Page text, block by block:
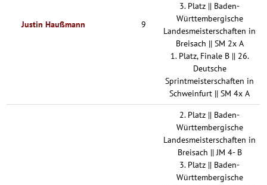
Justin Haußmann 9
3. Platz || Baden-
Württembergische
Landesmeisterschaften in
Breisach || SM 2x A
1. Platz, Finale B || 26.
Deutsche
Sprintmeisterschaften in
Schweinfurt || SM 4x A
2. Platz || Baden-
Württembergische
Landesmeisterschaften in
Breisach || JM 4- B
3. Platz || Baden-
Württembergische